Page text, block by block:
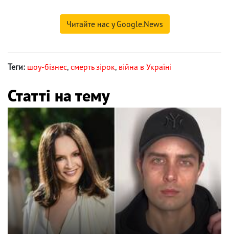
Читайте нас у Google.News
Теги: шоу-бізнес, смерть зірок, війна в Україні
Статті на тему